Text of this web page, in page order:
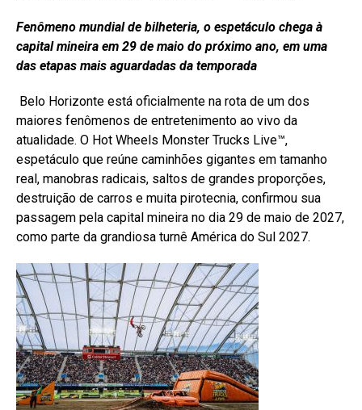
Fenômeno mundial de bilheteria, o espetáculo chega à
capital mineira em 29 de maio do próximo ano, em uma
das etapas mais aguardadas da temporada
Belo Horizonte está oficialmente na rota de um dos
maiores fenômenos de entretenimento ao vivo da
atualidade. O Hot Wheels Monster Trucks Live™,
espetáculo que reúne caminhões gigantes em tamanho
real, manobras radicais, saltos de grandes proporções,
destruição de carros e muita pirotecnia, confirmou sua
passagem pela capital mineira no dia 29 de maio de 2027,
como parte da grandiosa turnê América do Sul 2027.